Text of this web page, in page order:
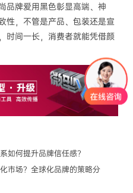
品牌爱用黑色彰显高端、神
性，不管是产品、包装还是宣
时间一长，消费者就能凭借颜
如何提升品牌信任感？
市场？全球化品牌的策略分